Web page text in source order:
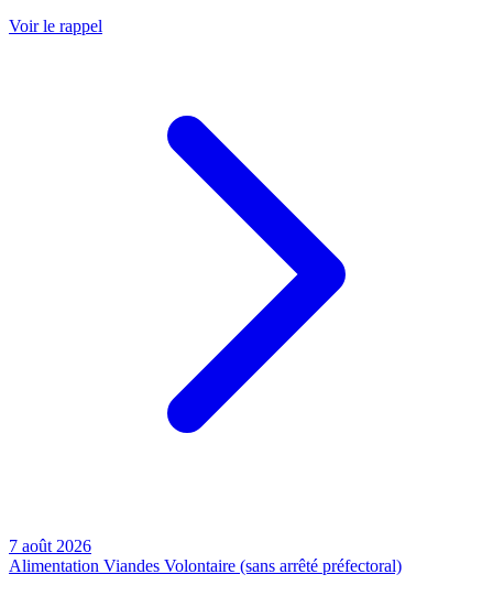
Voir le rappel
7 août 2026
Alimentation Viandes Volontaire (sans arrêté préfectoral)